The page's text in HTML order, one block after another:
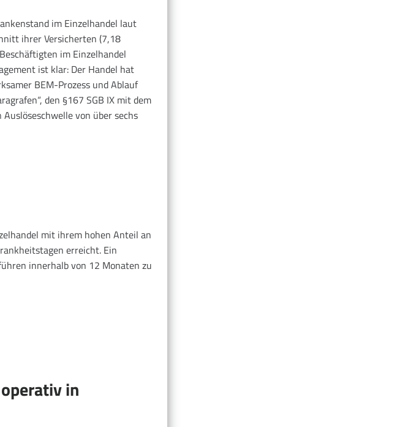
im Einzelhandel laut
ihrer Versicherten (7,18
im Einzelhandel
ist klar: Der Handel hat
BEM-Prozess und Ablauf
den §167 SGB IX mit dem
von über sechs
mit ihrem hohen Anteil an
erreicht. Ein
innerhalb von 12 Monaten zu
in